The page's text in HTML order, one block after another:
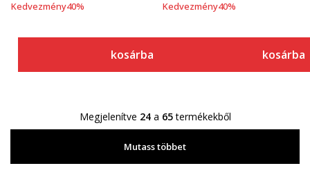
Kedvezmény40%
kosárba
Kedvezmény40%
kosárba
Megjelenítve 24a 65termékekből
Mutass többet